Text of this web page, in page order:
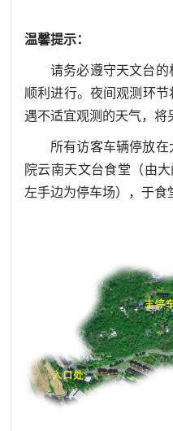
温馨提示：
请务必遵守天文台
顺利进行。夜间观测环
遇不适宜观测的天气，将
所有访客车辆停放
院云南天文台食堂（由
左手边为停车场），于食